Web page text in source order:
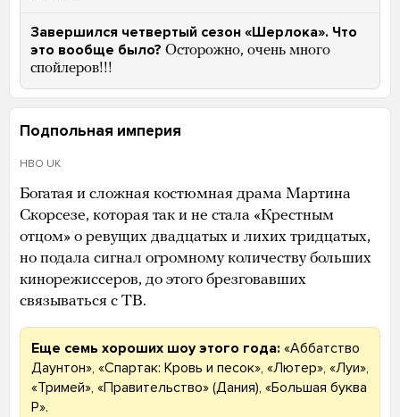
Завершился четвертый сезон «Шерлока». Что
это вообще было? Осторожно, очень много
спойлеров!!!
Подпольная империя
HBO UK
Богатая и сложная костюмная драма Мартина
Скорсезе, которая так и не стала «Крестным
отцом» о ревущих двадцатых и лихих тридцатых,
но подала сигнал огромному количеству больших
кинорежиссеров, до этого брезговавших
связываться с ТВ.
Еще семь хороших шоу этого года: «Аббатство
Даунтон», «Спартак: Кровь и песок», «Лютер», «Луи»,
«Тримей», «Правительство» (Дания), «Большая буква
Р».